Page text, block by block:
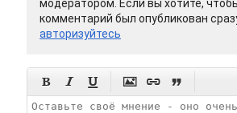
модератором. Если вы хотите,
комментарий был опубликован
авторизуйтесь
     